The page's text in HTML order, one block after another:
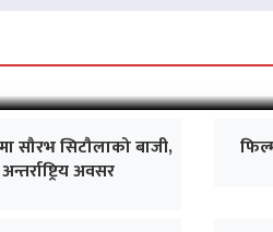
सफल यात्रा जारी,
सौरभ सिटौलाको बाजी,
अवसर